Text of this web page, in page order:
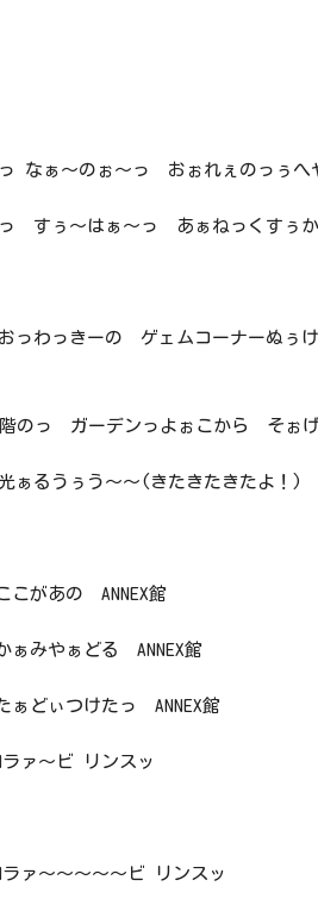
なぁ～のぉ～っ おぉれぇのっぅへ
すぅ～はぁ～っ あぁねっくすぅ
っわっきーの ゲェムコーナーぬぅ
のっ ガーデンっよぉこから そぉげ
ぁるうぅう～～(きたきたきたよ！)
こがあの ANNEX館
ぁみやぁどる ANNEX館
ぁどぃつけたっ ANNEX館
ラァ～ビ リンスッ
ラァ～～～～～ビ リンスッ